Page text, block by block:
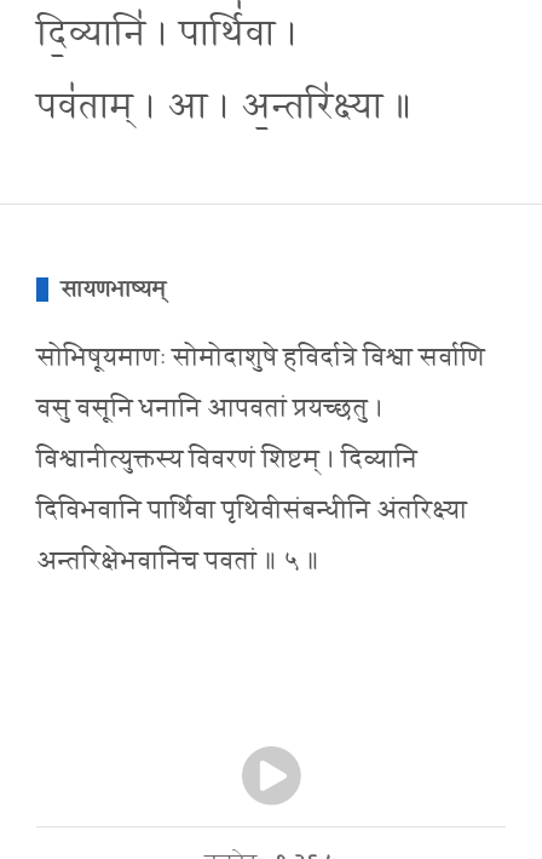
दि॒व्यानि॑ । पार्थि॑वा ।
पव॑ताम् । आ । अ॒न्तरि॑क्ष्या ॥
सायणभाष्यम्
सोभिषूयमाणः सोमोदाशुषे हविर्दात्रे विश्वा सर्वाणि
वसु वसूनि धनानि आपवतां प्रयच्छतु ।
विश्वानीत्युक्तस्य विवरणं शिष्टम् । दिव्यानि
दिविभवानि पार्थिवा पृथिवीसंबन्धीनि अंतरिक्ष्या
अन्तरिक्षेभवानिच पवतां ॥ ५ ॥